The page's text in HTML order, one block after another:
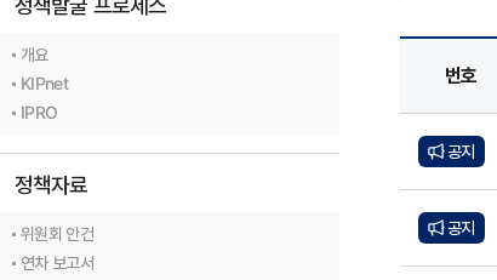
정책발굴 프로세스
개요
KIPnet
IPRO
정책자료
위원회 안건
연차 보고서
번호
공지
공지